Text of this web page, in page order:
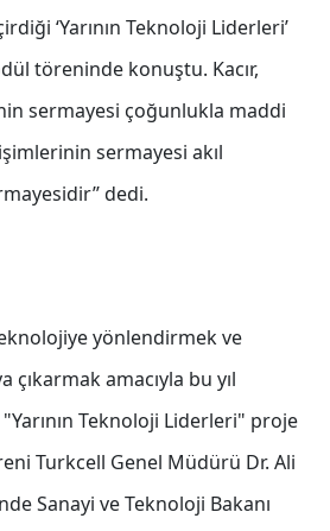
‘Yarının Teknoloji Liderleri’
töreninde konuştu. Kacır,
sermayesi çoğunlukla maddi
sermayesi akıl
dedi.
yönlendirmek ve
amacıyla bu yıl
Teknoloji Liderleri" proje
Turkcell Genel Müdürü Dr. Ali
Sanayi ve Teknoloji Bakanı